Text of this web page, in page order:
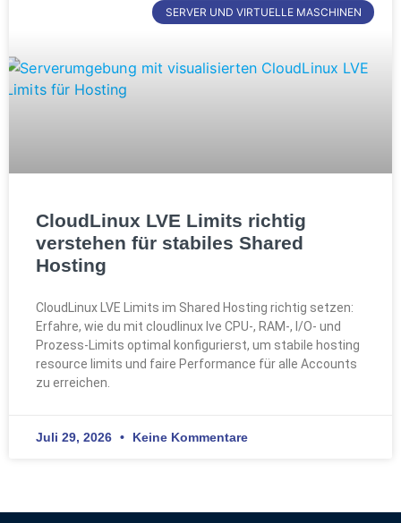
SERVER UND VIRTUELLE MASCHINEN
CloudLinux LVE Limits richtig
verstehen für stabiles Shared
Hosting
CloudLinux LVE Limits im Shared Hosting richtig setzen:
Erfahre, wie du mit cloudlinux lve CPU‑, RAM‑, I/O‑ und
Prozess‑Limits optimal konfigurierst, um stabile hosting
resource limits und faire Performance für alle Accounts
zu erreichen.
Juli 29, 2026 Keine Kommentare